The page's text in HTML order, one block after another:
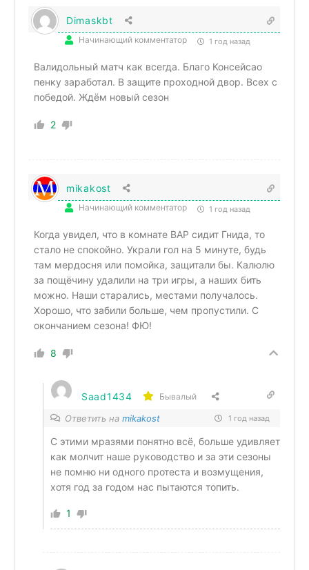
Dimaskbt
Начинающий комментатор 1 год назад
Валидольный матч как всегда. Благо Консейсао
пенку заработал. В защите проходной двор. Всех с
победой. Ждём новый сезон
2
mikakost
Начинающий комментатор 1 год назад
Когда увидел, что в комнате ВАР сидит Гнида, то
стало не спокойно. Украли гол на 5 минуте, будь
там мердосня или помойка, защитали бы. Калюлю
за пощёчину удалили на три игры, а наших бить
можно. Наши старались, местами получалось.
Хорошо, что забили больше, чем пропустили. С
окончанием сезона! ФЮ!
8
Saad1434 Бывалый
Ответить на mikakost 1 год назад
С этими мразями понятно всё, больше удивляет
как молчит наше руководство и за эти сезоны
не помню ни одного протеста и возмущения,
хотя год за годом нас пытаются топить.
1